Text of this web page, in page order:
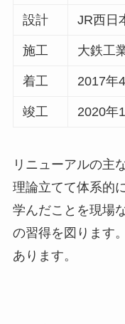
設計 JR西日
施工 大鉄工
着工 2017年
竣工 2020年
リニューアルの主
理論立てて体系的
学んだことを現場
の習得を図ります
あります。